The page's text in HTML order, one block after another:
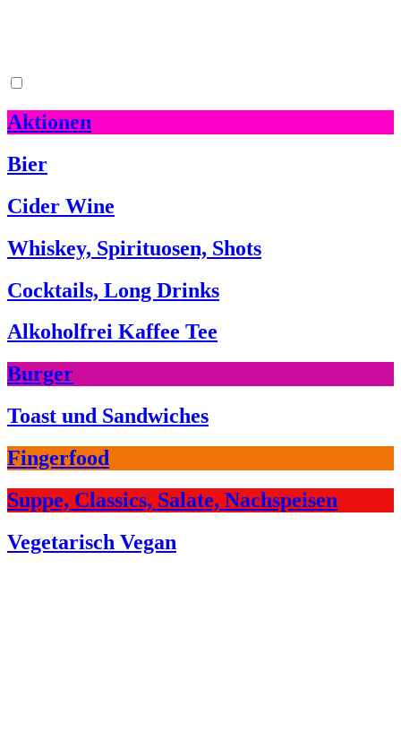
Aktionen
Bier
Cider Wine
Whiskey, Spirituosen, Shots
Cocktails, Long Drinks
Alkoholfrei Kaffee Tee
Burger
Toast und Sandwiches
Fingerfood
Suppe, Classics, Salate, Nachspeisen
Vegetarisch Vegan